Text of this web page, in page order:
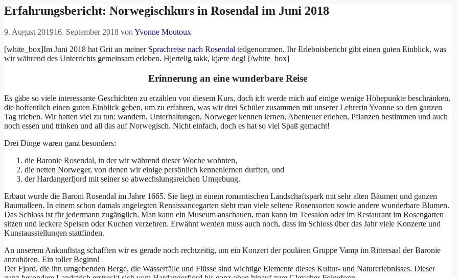
Erfahrungsbericht: Norwegischkurs in Rosendal im Juni 2018
9. August 201916. September 2018 vonYvonne Moutoux
[white_box]Im Juni 2018 hat Grit an meiner Sprachreise nach Rosendal teilgenommen. Ihr Erlebnisbericht gibt einen guten Einblick, was
wir während des Unterrichts gemeinsam erleben. Hjertelig takk, kjære deg! [/white_box]
Erinnerung an eine wunderbare Reise
Es gäbe so viele interessante Geschichten zu erzählen von diesem Kurs, doch ich werde mich auf einige wenige Höhepunkte beschränken,
die hoffentlich einen guten Einblick geben, um zu erfahren, was wir drei Schüler zusammen mit unserer Lehrerin Yvonne so den ganzen
Tag trieben. Wir hatten viel zu tun: wandern, Unterhaltungen, Norweger kennen lernen, Abenteuer erleben, Pflanzen bestimmen und auch
noch essen und trinken und all das auf Norwegisch. Nicht einfach, doch es hat so viel Spaß gemacht!
Drei Dinge waren ganz besonders:
die Baronie Rosendal, in der wir während dieser Woche wohnten,
die netten Norweger, von denen wir einige persönlich kennenlernen durften, und
der Hardangerfjord mit seiner so abwechslungsreichen Umgebung.
Erbaut wurde die Baroni Rosendal im Jahre 1665. Sie liegt in einem romantischen Landschaftspark mit sehr alten Bäumen und ganzen
Baumalleen. In einem schon damals angelegten Renaissancegarten sieht man viele seltene Rosensorten sowie andere wunderbare Blumen.
Das Schloss ist für jedermann zugänglich. Man kann ein Museum anschauen, man kann im Teesalon oder im Restaurant im Rosengarten
sitzen und leckere Speisen oder Kuchen verzehren. Erwähnt werden muss auch noch, dass im Schloss über das Jahr viele Konzerte und
Kunstausstellungen stattfinden.
An unserem Ankunftstag schafften wir es gerade noch rechtzeitig, um ein Konzert der poulären Gruppe Vamp im Rittersaal der Baronie
anzuhören. Ein toller Beginn!
Der Fjord, die ihn umgebenden Berge, die Wasserfälle und Flüsse sind wichtige Elemente dieses Kultur- und Naturerlebnisses. Dieser